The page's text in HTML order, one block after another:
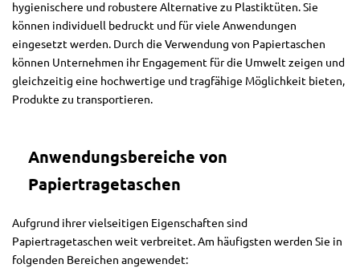
hygienischere und robustere Alternative zu Plastiktüten. Sie
können individuell bedruckt und für viele Anwendungen
eingesetzt werden. Durch die Verwendung von Papiertaschen
können Unternehmen ihr Engagement für die Umwelt zeigen und
gleichzeitig eine hochwertige und tragfähige Möglichkeit bieten,
Produkte zu transportieren.
Anwendungsbereiche von
Papiertragetaschen
Aufgrund ihrer vielseitigen Eigenschaften sind
Papiertragetaschen weit verbreitet. Am häufigsten werden Sie in
folgenden Bereichen angewendet: